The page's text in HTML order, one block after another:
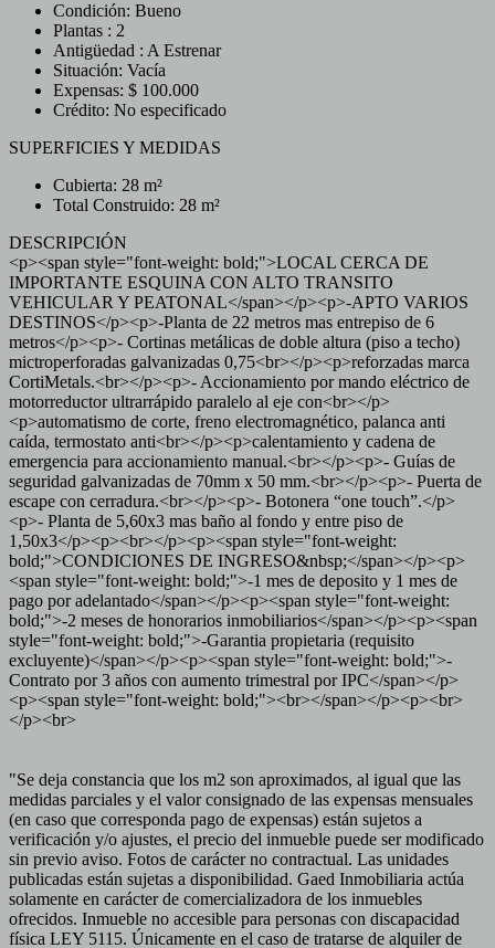
Condición: Bueno
Plantas : 2
Antigüedad : A Estrenar
Situación: Vacía
Expensas: $ 100.000
Crédito: No especificado
SUPERFICIES Y MEDIDAS
Cubierta: 28 m²
Total Construido: 28 m²
DESCRIPCIÓN
<p><span style="font-weight: bold;">LOCAL CERCA DE
IMPORTANTE ESQUINA CON ALTO TRANSITO
VEHICULAR Y PEATONAL</span></p><p>-APTO VARIOS
DESTINOS</p><p>-Planta de 22 metros mas entrepiso de 6
metros</p><p>- Cortinas metálicas de doble altura (piso a techo)
mictroperforadas galvanizadas 0,75<br></p><p>reforzadas marca
CortiMetals.<br></p><p>- Accionamiento por mando eléctrico de
motorreductor ultrarrápido paralelo al eje con<br></p>
<p>automatismo de corte, freno electromagnético, palanca anti
caída, termostato anti<br></p><p>calentamiento y cadena de
emergencia para accionamiento manual.<br></p><p>- Guías de
seguridad galvanizadas de 70mm x 50 mm.<br></p><p>- Puerta de
escape con cerradura.<br></p><p>- Botonera “one touch”.</p>
<p>- Planta de 5,60x3 mas baño al fondo y entre piso de
1,50x3</p><p><br></p><p><span style="font-weight:
bold;">CONDICIONES DE INGRESO&nbsp;</span></p><p>
<span style="font-weight: bold;">-1 mes de deposito y 1 mes de
pago por adelantado</span></p><p><span style="font-weight:
bold;">-2 meses de honorarios inmobiliarios</span></p><p><span
style="font-weight: bold;">-Garantia propietaria (requisito
excluyente)</span></p><p><span style="font-weight: bold;">-
Contrato por 3 años con aumento trimestral por IPC</span></p>
<p><span style="font-weight: bold;"><br></span></p><p><br>
</p><br>
"Se deja constancia que los m2 son aproximados, al igual que las
medidas parciales y el valor consignado de las expensas mensuales
(en caso que corresponda pago de expensas) están sujetos a
verificación y/o ajustes, el precio del inmueble puede ser modificado
sin previo aviso. Fotos de carácter no contractual. Las unidades
publicadas están sujetas a disponibilidad. Gaed Inmobiliaria actúa
solamente en carácter de comercializadora de los inmuebles
ofrecidos. Inmueble no accesible para personas con discapacidad
física LEY 5115. Únicamente en el caso de tratarse de alquiler de